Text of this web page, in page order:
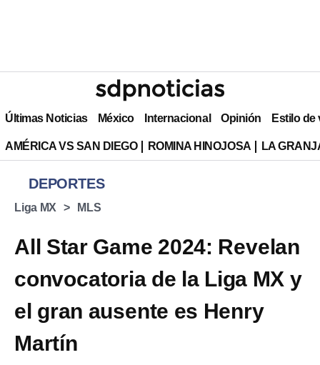
Últimas Noticias México Internacional Opinión Estilo de
AMÉRICA VS SAN DIEGO ROMINA HINOJOSA LA
DEPORTES
Liga MX MLS
All Star Game 2024: Revelan
convocatoria de la Liga MX y
el gran ausente es Henry
Martín